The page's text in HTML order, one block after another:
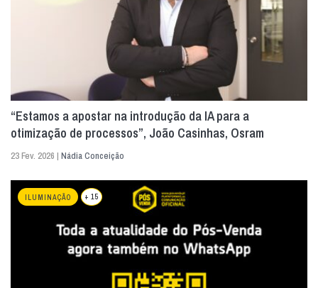
“Estamos a apostar na introdução da IA para a
otimização de processos”, João Casinhas, Osram
23 Fev. 2026 | Nádia Conceição
ILUMINAÇÃO + 15